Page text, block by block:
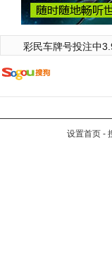
彩民车牌号投注中
设置首页 -